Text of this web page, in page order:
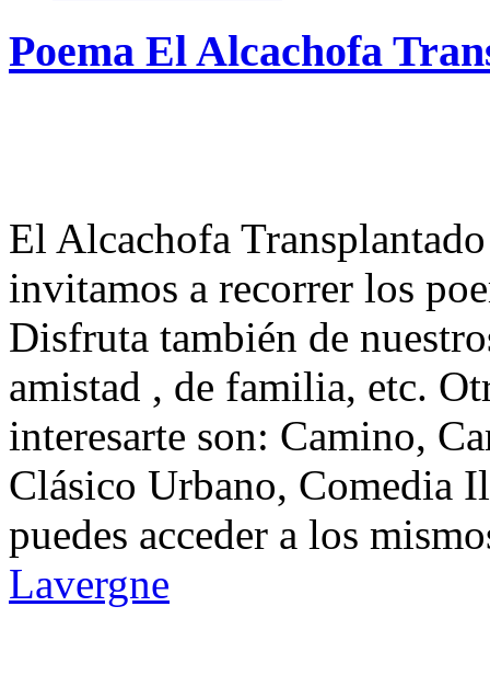
Poema El Alcachofa
El Alcachofa
invitamos a recorrer los
Disfruta también de
amistad , de familia, etc.
interesarte son: Camino,
Clásico Urbano, Comedia
puedes acceder a los
Lavergne